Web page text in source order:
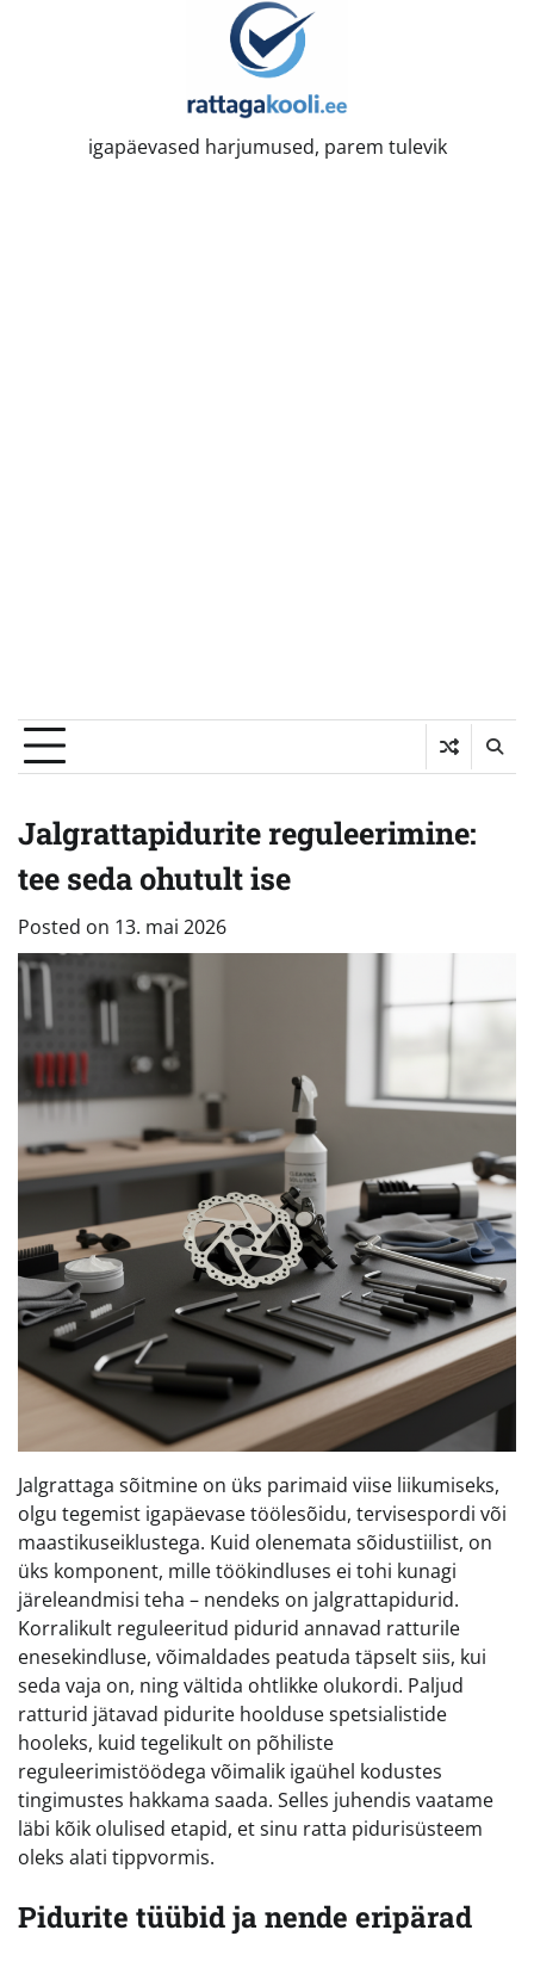
igapäevased harjumused, parem tulevik
Jalgrattapidurite reguleerimine:
tee seda ohutult ise
Posted on 13. mai 2026
Jalgrattaga sõitmine on üks parimaid viise liikumiseks,
olgu tegemist igapäevase töölesõidu, tervisespordi või
maastikuseiklustega. Kuid olenemata sõidustiilist, on
üks komponent, mille töökindluses ei tohi kunagi
järeleandmisi teha – nendeks on jalgrattapidurid.
Korralikult reguleeritud pidurid annavad ratturile
enesekindluse, võimaldades peatuda täpselt siis, kui
seda vaja on, ning vältida ohtlikke olukordi. Paljud
ratturid jätavad pidurite hoolduse spetsialistide
hooleks, kuid tegelikult on põhiliste
reguleerimistöödega võimalik igaühel kodustes
tingimustes hakkama saada. Selles juhendis vaatame
läbi kõik olulised etapid, et sinu ratta pidurisüsteem
oleks alati tippvormis.
Pidurite tüübid ja nende eripärad